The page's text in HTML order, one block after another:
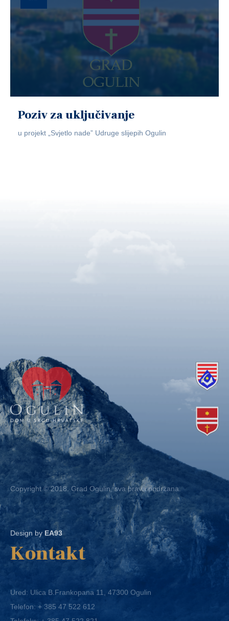
Poziv za uključivanje
u projekt „Svjetlo nade” Udruge slijepih Ogulin
Copyright © 2018. Grad Ogulin, sva prava pridržana.
Design by EA93
Kontakt
Ured: Ulica B.Frankopana 11, 47300 Ogulin
Telefon:+ 385 47 522 612
Telefaks:+ 385 47 522 821